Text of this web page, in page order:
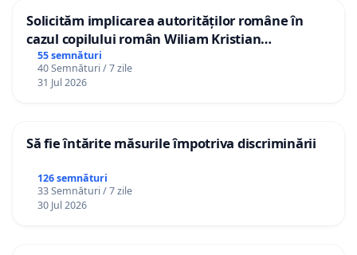
Solicităm implicarea autorităților române în
cazul copilului român Wiliam Kristian
Gheorghe, aflat în plasament în Danemarca de
12 ani
55 semnături
40 Semnături / 7 zile
31 Jul 2026
Să fie întărite măsurile împotriva discriminării
126 semnături
33 Semnături / 7 zile
30 Jul 2026